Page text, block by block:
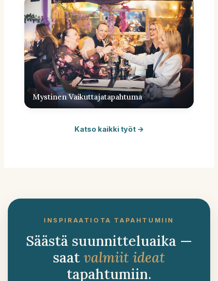
Mystinen Vaikuttajatapahtuma
Katso kaikki työt →
INSPIRAATIOTA TAPAHTUMIIN
Säästä suunnitteluaika —
saat valmiit ideat
tapahtumiin.